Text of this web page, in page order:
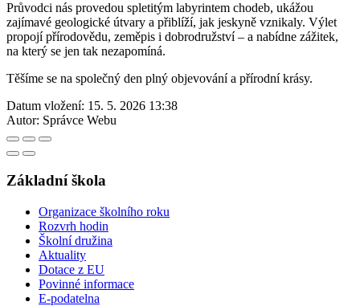
Průvodci nás provedou spletitým labyrintem chodeb, ukážou
zajímavé geologické útvary a přiblíží, jak jeskyně vznikaly. Výlet
propojí přírodovědu, zeměpis i dobrodružství – a nabídne zážitek,
na který se jen tak nezapomíná.
Těšíme se na společný den plný objevování a přírodní krásy.
Datum vložení: 15. 5. 2026 13:38
Autor: Správce Webu
Základní škola
Organizace školního roku
Rozvrh hodin
Školní družina
Aktuality
Dotace z EU
Povinné informace
E-podatelna